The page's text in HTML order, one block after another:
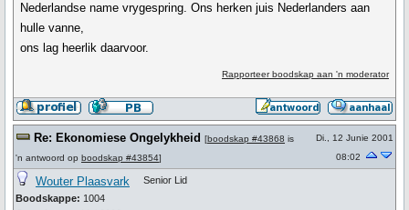
Nederlandse name vrygespring. Ons herken juis Nederlanders aan
hulle vanne,
ons lag heerlik daarvoor.
Rapporteer boodskap aan 'n moderator
Re: Ekonomiese Ongelykheid [boodskap #43868 is
'n antwoord op boodskap #43854]
Di., 12 Junie 2001
08:02
Wouter Plaasvark
Boodskappe: 1004
Senior Lid